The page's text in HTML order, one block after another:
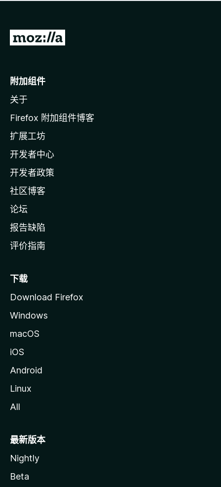
无
转
o
i
l
a
主
页
附加组件
关于
Firefox 附加组件博客
扩展工坊
开发者中心
开发者政策
社区博客
论坛
报告缺陷
评价指南
下载
Download Firefox
Windows
macOS
iOS
Android
Linux
All
最新版本
Nightly
Beta